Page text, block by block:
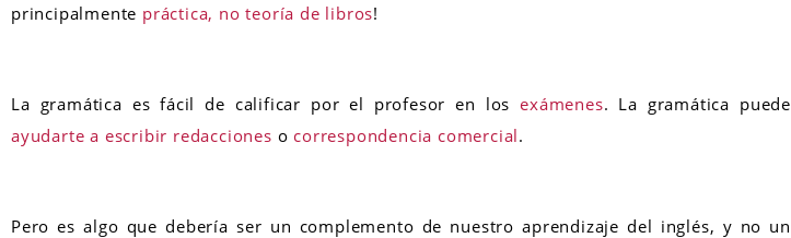
principalmente práctica, no teoría de libros!
La gramática es fácil de calificar por el profesor en losexámenes. La gramática puede
ayudarte a escribir redacciones o correspondencia comercial.
Pero es algo que debería ser un complemento de nuestro aprendizaje del inglés, y no un